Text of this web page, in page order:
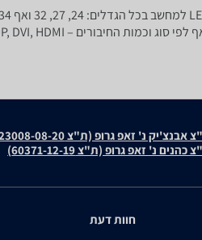
נ' זאפ גרופ (ת"צ 23008-08-20)
נ' זאפ גרופ (ת"צ 60371-12-19)
חוות דעת